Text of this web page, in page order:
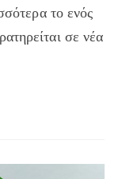
το ενός
σε νέα